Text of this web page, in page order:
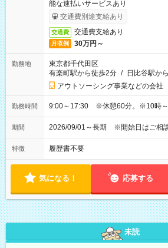
能な速払いサービスあり
交通費別途支給あり
交通費 交通費支給あり
月収例 30万円～
勤務地
東京都千代田区
有楽町駅から徒歩2分 / 日比谷駅か
アウトソーシング事業などの会社
勤務時間 9:00～17:30 ※休憩60分。※10時～
期間 2026/09/01～長期 ※開始日はご相
特徴 履歴書不要
気になる！ 応募する
未読